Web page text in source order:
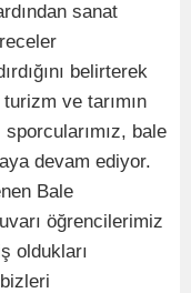
sanat
belirterek
ve tarımın
sporcularımız, bale
devam ediyor.
Bale
öğrencilerimiz
oldukları